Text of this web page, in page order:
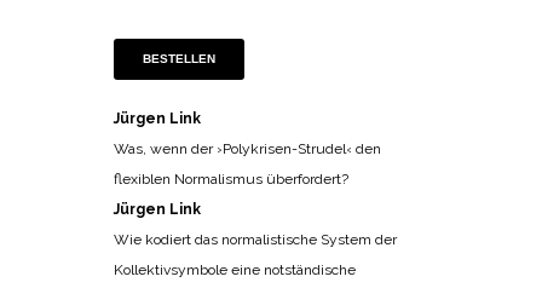
BESTELLEN
Jürgen Link
Was, wenn der ›Polykrisen-Strudel‹ den
flexiblen Normalismus überfordert?
Jürgen Link
Wie kodiert das normalistische System der
Kollektivsymbole eine notständische